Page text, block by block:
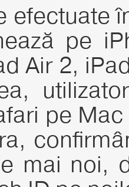
efectuate
pe
Air 2,
pe
mai noi,